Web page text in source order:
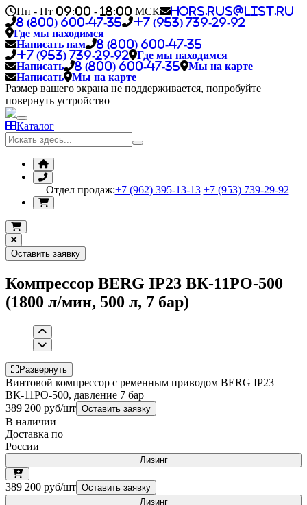
Пн - Пт 09:00 - 18:00 МСК
hors.rus@list.ru
8 (800) 600-47-35
+7 (953) 739-29-92
Где мы находимся
Написать нам
8 (800) 600-47-35
+7 (953) 739-29-92
Где мы находимся
Написать
8 (800) 600-47-35
Мы на карте
Написать
Мы на карте
Размер вашего экрана не поддерживается, попробуйте
повернуть устройство
Каталог
Отдел продаж:+7 (962) 395-13-13 +7 (953) 739-29-92
Оставить заявку
Компрессор BERG IP23 ВК-11РО-500
(1800 л/мин, 500 л, 7 бар)
Развернуть
Винтовой компрессор с ременным приводом BERG IP23
ВК-11РО-500, давление 7 бар
389 200 руб/шт Оставить заявку
В наличии
Доставка по
России
Лизинг
389 200 руб/шт Оставить заявку
Лизинг